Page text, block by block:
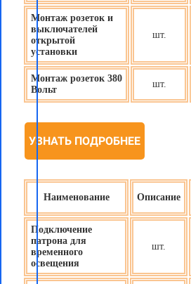
Монтаж розеток и
выключателей
открытой
установки
шт.
Монтаж розеток 380
Вольт
шт.
УЗНАТЬ ПОДРОБНЕЕ
Наименование Описание
Подключение
патрона для
временного
освещения
шт.